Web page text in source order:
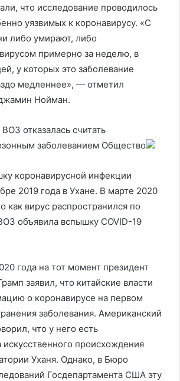
что исследование проводилось
уязвимых к коронавирусу. «С
либо умирают, либо
примерно за неделю, в
у которых это заболевание
медленнее», — отметил
Нойман.
отказалась считать
заболеванием Общество
коронавирусной инфекции
2019 года в Ухане. В марте 2020
как вирус распространился по
объявила вспышку COVID-19
года на тот момент президент
заявил, что китайские власти
о коронавирусе на первом
заболевания. Американский
что у него есть
искусственного происхождения
Уханя. Однако, в Бюро
Госдепартамента США эту